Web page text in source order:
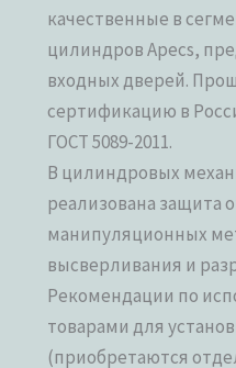
качественные в
цилиндров Apecs,
входных дверей.
сертификацию в
ГОСТ 5089-2011.
В цилиндровых
реализована защита
манипуляционных
высверливания и
Рекомендации по
товарами для
(приобретаются